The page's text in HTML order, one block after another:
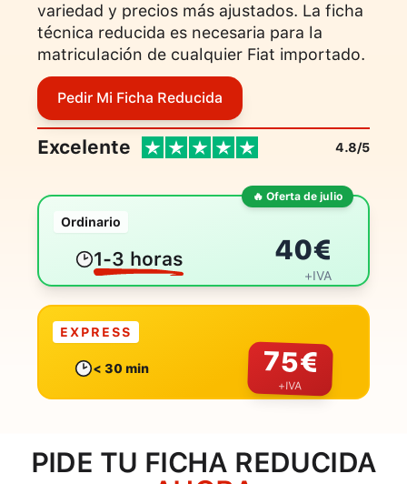
variedad y precios más ajustados. La ficha
técnica reducida es necesaria para la
matriculación de cualquier Fiat importado.
Pedir Mi Ficha Reducida
Excelente 4.8/5
🔥 Oferta de julio
Ordinario
1-3 horas 40€
+IVA
EXPRESS
< 30 min 75€
+IVA
PIDE TU FICHA REDUCIDA